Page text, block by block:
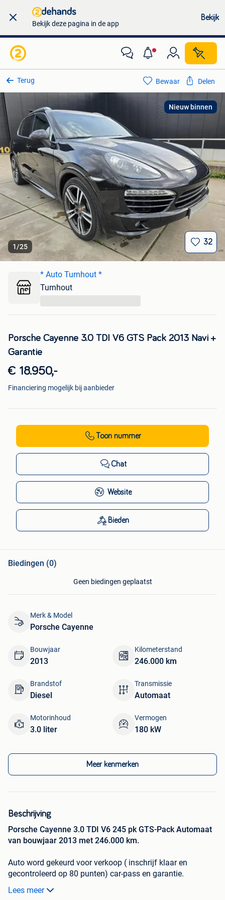
Bekijk deze pagina in de app
Bekijk
Terug
Nieuw binnen
1/25
32
Merk & Model
Porsche Cayenne
Bouwjaar
2013
Kilometerstand
246.000 km
Brandstof
Diesel
Transmissie
Automaat
Motorinhoud
3.0 liter
Vermogen
180 kW
Meer kenmerken
Beschrijving
Porsche Cayenne 3.0 TDI V6 245 pk GTS-Pack Automaat
van bouwjaar 2013 met 246.000 km.
Auto word gekeurd voor verkoop ( inschrijf klaar en
gecontroleerd op 80 punten) car-pass en garantie.
Proper van binnen en buiten kleine schade achterbumper.
Lees meer
Bewaar Delen
Porsche Cayenne 3.0 TDI V6 GTS Pack 2013 Navi +
Garantie
€ 18.950,-
Financiering mogelijk bij aanbieder
* Auto Turnhout *
Turnhout
Toon nummer
Chat
Website
Bieden
Biedingen (0)
Geen biedingen geplaatst